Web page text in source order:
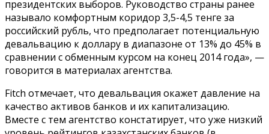
президентских выборов. Руководство страны ранее
называло комфортным коридор 3,5-4,5 тенге за
российский рубль, что предполагает потенциальную
девальвацию к доллару в диапазоне от 13% до 45% в
сравнении с обменным курсом на конец 2014 года», —
говорится в материалах агентства.
Fitch отмечает, что девальвация окажет давление на
качество активов банков и их капитализацию.
Вместе с тем агентство констатирует, что уже низкий